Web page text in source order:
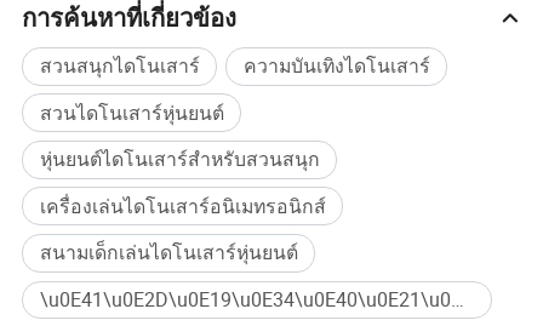
การค้นหาที่เกี่ยวข้อง
สวนสนุกไดโนเสาร์
ความบันเทิงไดโนเสาร์
สวนไดโนเสาร์หุ่นยนต์
หุ่นยนต์ไดโนเสาร์สำหรับสวนสนุก
เครื่องเล่นไดโนเสาร์อนิเมทรอนิกส์
สนามเด็กเล่นไดโนเสาร์หุ่นยนต์
\u0E41\u0E2D\u0E19\u0E34\u0E40\u0E21\u0E0A\u0E31\u0E19\u0E44\u0E14\u0E42\u0E19\u0E40\u0E2A\u0E32\u0E23\u0E4C\u0E2A\u0E27\u0E19\u0E2A\u0E19\u0E38\u0E01\u0E2A\u0E31\u0E15\u0E27\u0E4C\u0E2A\u0E27\u0E19\u0E2A\u0E19\u0E38\u0E01\u0E2A\u0E27\u0E19\u0E2A\u0E19\u0E38\u0E01\u0E2B\u0E38\u0E48\u0E19\u0E22\u0E19\u0E15\u0E4C\u0E40\u0E14\u0E34\u0E19\u0E40\u0E25\u0E48\u0E19\u0E2A\u0E19\u0E32\u0E21\u0E40\u0E14\u0E47\u0E01\u0E40\u0E25\u0E48\u0E19\u0E2D\u0E38\u0E1B\u0E01\u0E23\u0E13\u0E4C\u0E2A\u0E48\u0E07\u0E40\u0E2A\u0E23\u0E34\u0E21\u0E01\u0E32\u0E23\u0E02\u0E32\u0E22\u0E23\u0E39\u0E1B\u0E1B\u0E31\u0E49\u0E19\u0E44\u0E14\u0E42\u0E19\u0E40\u0E2A\u0E32\u0E23\u0E4C Jurassic \u0E40\u0E04\u0E23\u0E37\u0E48\u0E2D\u0E07\u0E1B\u0E23\u0E30\u0E14\u0E31\u0E1A\u0E44\u0E14\u0E42\u0E19\u0E40\u0E2A\u0E32\u0E23\u0E4C ซื้อจำนวนมาก